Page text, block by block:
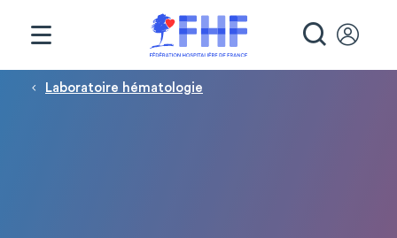
Fil d'Ariane
Laboratoire hématologie
Panneau de gestion des cookies